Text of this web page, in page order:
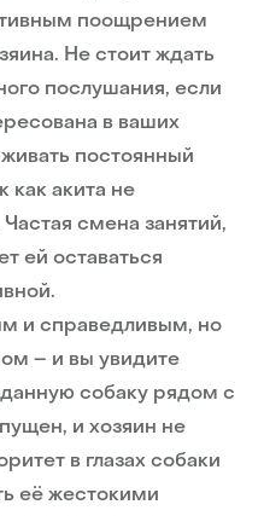
поощрением
Не стоит ждать
послушания, если
в ваших
постоянный
как акита не
смена занятий,
ей оставаться
и справедливым, но
– и вы увидите
собаку рядом с
и хозяин не
в глазах собаки
её жестокими